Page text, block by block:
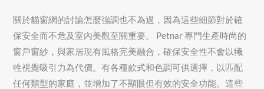
關於貓窗網的討論怎麼強調也不為過，因為這些細節對於確
保安全而不危及室內美觀至關重要。 Petnar 專門生產時尚的
窗戶窗紗，與家居現有風格完美融合，確保安全性不會以犧
牲視覺吸引力為代價。有各種款式和色調可供選擇，以匹配
任何類型的家庭，並增加了不顯眼但有效的安全功能。這些